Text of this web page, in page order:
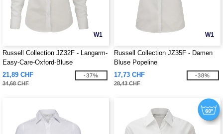
W1
Russell Collection JZ32F - Langarm-
Easy-Care-Oxford-Bluse
21,89 CHF
34,68 CHF
-37%
W1
Russell Collection JZ35F - Damen
Bluse Popeline
17,73 CHF
28,43 CHF
-38%